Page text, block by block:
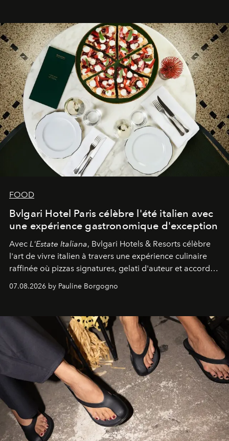
FOOD
Bvlgari Hotel Paris célèbre l'été italien avec
une expérience gastronomique d'exception
Avec L'Estate Italiana, Bvlgari Hotels & Resorts célèbre
l'art de vivre italien à travers une expérience culinaire
raffinée où pizzas signatures, gelati d'auteur et accords
d'exception composent un véritable voyage sensoriel.
07.08.2026 by Pauline Borgogno